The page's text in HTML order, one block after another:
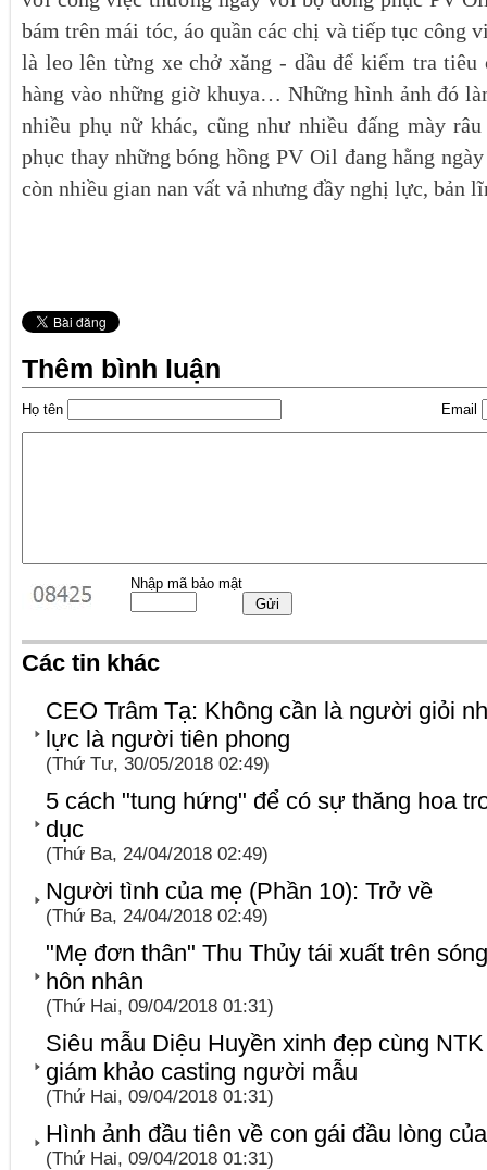
bám trên mái tóc, áo quần các chị và tiếp tục công
là leo lên từng xe chở xăng - dầu để kiểm tra tiêu
hàng vào những giờ khuya… Những hình ảnh đó
nhiều phụ nữ khác, cũng như nhiều đấng mày
phục thay những bóng hồng PV Oil đang hằng
còn nhiều gian nan vất vả nhưng đầy nghị lực, bản
Thêm bình luận
Họ tên Email
Nhập mã bảo mật
Các tin khác
CEO Trâm Tạ: Không cần là người giỏi
lực là người tiên phong
(Thứ Tư, 30/05/2018 02:49)
5 cách "tung hứng" để có sự thăng hoa
dục
(Thứ Ba, 24/04/2018 02:49)
Người tình của mẹ (Phần 10): Trở về
(Thứ Ba, 24/04/2018 02:49)
"Mẹ đơn thân" Thu Thủy tái xuất trên
hôn nhân
(Thứ Hai, 09/04/2018 01:31)
Siêu mẫu Diệu Huyền xinh đẹp cùng
giám khảo casting người mẫu
(Thứ Hai, 09/04/2018 01:31)
Hình ảnh đầu tiên về con gái đầu lòng
(Thứ Hai, 09/04/2018 01:31)